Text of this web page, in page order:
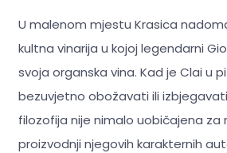
U malenom mjestu Krasica
kultna vinarija u kojoj legendarni
svoja organska vina. Kad je Clai u
bezuvjetno obožavati ili
filozofija nije nimalo uobičajena za
proizvodnji njegovih karakternih